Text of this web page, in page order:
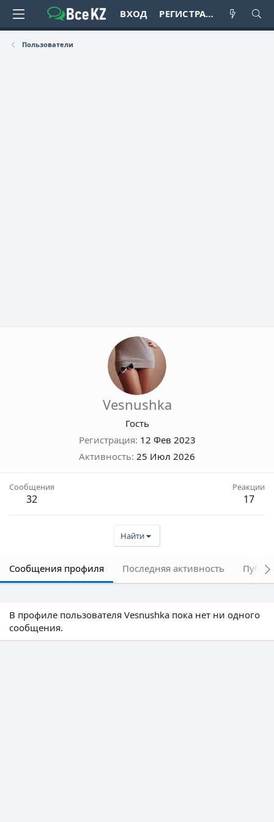
ВХОД РЕГИСТРАЦИЯ
Пользователи
Vesnushka
Гость
Регистрация 12 Фев 2023
Активность 25 Июл 2026
Сообщения
32
Реакции
17
Найти
Сообщения профиля Последняя активность
В профиле пользователя Vesnushka пока нет ни одного
сообщения.